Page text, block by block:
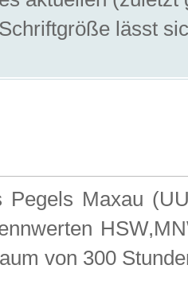
lässt
Pegels Maxau
von 300